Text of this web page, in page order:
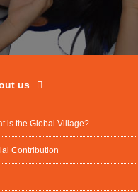
us
is the Global Village?
Contribution